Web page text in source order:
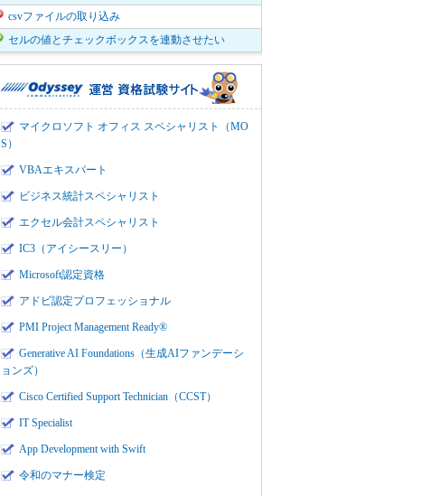
csvファイルの取り込み
セルの値とチェックボックスを連動させたい
マイクロソフト オフィス スペシャリスト（MO
S）
VBAエキスパート
ビジネス統計スペシャリスト
エクセル会計スペシャリスト
IC3（アイシースリー）
Microsoft認定資格
アドビ認定プロフェッショナル
PMI Project Management Ready®
Generative AI Foundations（生成AIファンデーシ
ョンズ）
Cisco Certified Support Technician（CCST）
IT Specialist
App Development with Swift
令和のマナー検定